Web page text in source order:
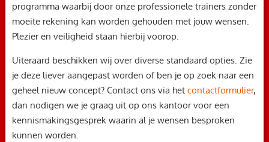
programma waarbij door onze professionele trainers zonder
moeite rekening kan worden gehouden met jouw wensen.
Plezier en veiligheid staan hierbij voorop.
Uiteraard beschikken wij over diverse standaard opties. Zie
je deze liever aangepast worden of ben je op zoek naar een
geheel nieuw concept? Contact ons via hetcontactformulier,
dan nodigen we je graag uit op ons kantoor voor een
kennismakingsgesprek waarin al je wensen besproken
kunnen worden.